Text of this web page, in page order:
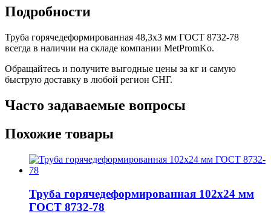
Подробности
Труба горячедеформированная 48,3х3 мм ГОСТ 8732-78
всегда в наличии на складе компании MetPromKo.
Обращайтесь и получите выгодные цены за кг и самую
быструю доставку в любой регион СНГ.
Часто задаваемые вопросы
Похожие товары
Труба горячедеформированная 102х24 мм
ГОСТ 8732-78